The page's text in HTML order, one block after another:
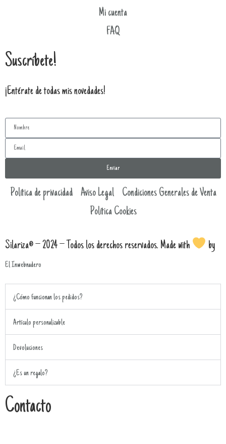
Mi cuenta
FAQ
Suscríbete!
¡Entérate de todas mis novedades!
Enviar
Política de privacidad Aviso Legal
Condiciones Generales de Venta
Política Cookies
Silariza® – 2024 – Todos los derechos reservados. Made with by
El Inwebnadero
¿Cómo funcionan los pedidos?
Artículo personalizable
Devoluciones
¿Es un regalo?
Contacto